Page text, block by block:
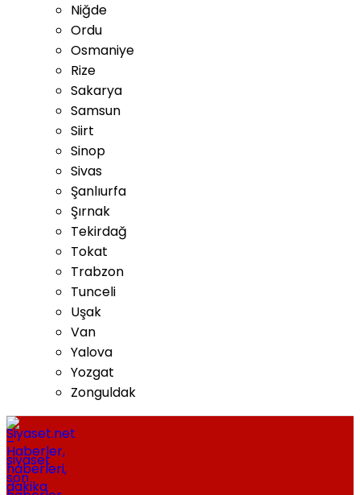
Niğde
Ordu
Osmaniye
Rize
Sakarya
Samsun
Siirt
Sinop
Sivas
Şanlıurfa
Şırnak
Tekirdağ
Tokat
Trabzon
Tunceli
Uşak
Van
Yalova
Yozgat
Zonguldak